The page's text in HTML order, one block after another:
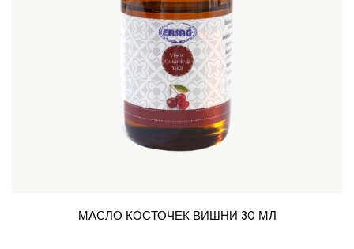
МАСЛО КОСТОЧЕК ВИШНИ 30 МЛ